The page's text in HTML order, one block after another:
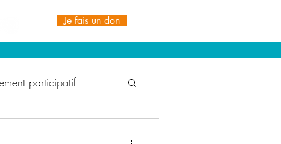
Je fais un don
participatif